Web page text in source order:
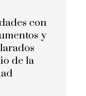
con
y
de la